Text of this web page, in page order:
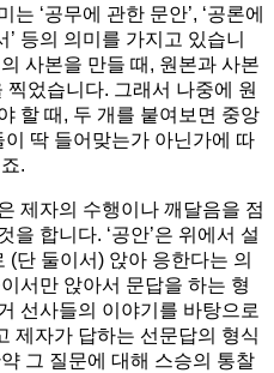
는 ‘공무에 관한 문안’, ‘공론에
’ 등의 의미를 가지고 있습니
사본을 만들 때, 원본과 사본
었습니다. 그래서 나중에 원
할 때, 두 개를 붙여보면 중앙
딱 들어맞는가 아닌가에 따
.
제자의 수행이나 깨달음을 점
합니다. ‘공안’은 위에서 설
(단 둘이서) 앉아 응한다는 의
서만 앉아서 문답을 하는 형
선사들의 이야기를 바탕으로
제자가 답하는 선문답의 형식
그 질문에 대해 스승의 통찰